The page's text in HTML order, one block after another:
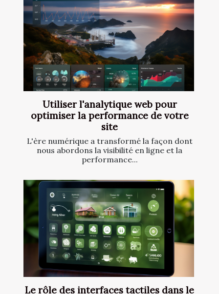
Utiliser l'analytique web pour
optimiser la performance de votre
site
L'ère numérique a transformé la façon dont
nous abordons la visibilité en ligne et la
performance...
Le rôle des interfaces tactiles dans le